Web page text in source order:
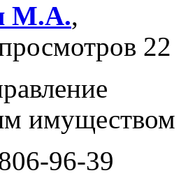
М.А.,
22
имуществом
96-39